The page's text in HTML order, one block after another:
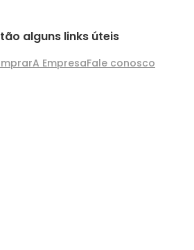
alguns links úteis
A EmpresaFale conosco